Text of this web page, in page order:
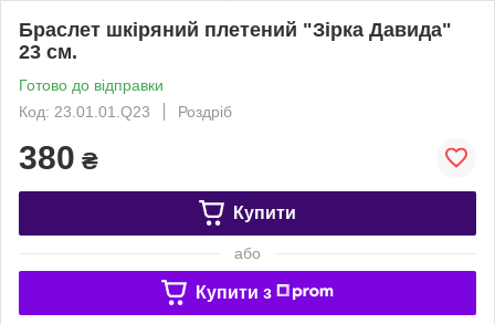
Браслет шкіряний плетений "Зірка Давида"
23 см.
Готово до відправки
Код: 23.01.01.Q23
Роздріб
380 ₴
Купити
або
Купити з